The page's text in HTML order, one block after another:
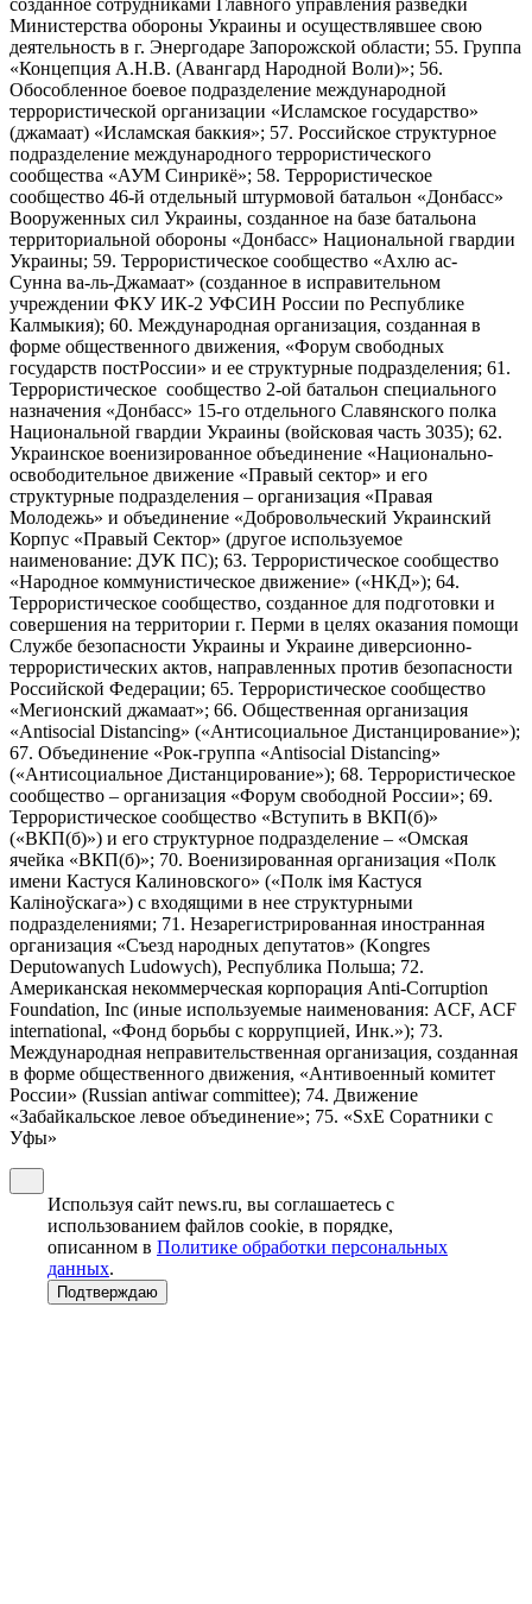
созданное сотрудниками Главного управления разведки
Министерства обороны Украины и осуществлявшее свою
деятельность в г. Энергодаре Запорожской области; 55. Группа
«Концепция А.Н.В. (Авангард Народной Воли)»; 56.
Обособленное боевое подразделение международной
террористической организации «Исламское государство»
(джамаат) «Исламская баккия»; 57. Российское структурное
подразделение международного террористического
сообщества «АУМ Синрикё»; 58. Террористическое
сообщество 46-й отдельный штурмовой батальон «Донбасс»
Вооруженных сил Украины, созданное на базе батальона
территориальной обороны «Донбасс» Национальной гвардии
Украины; 59. Террористическое сообщество «Ахлю ас-
Сунна ва-ль-Джамаат» (созданное в исправительном
учреждении ФКУ ИК-2 УФСИН России по Республике
Калмыкия); 60. Международная организация, созданная в
форме общественного движения, «Форум свободных
государств постРоссии» и ее структурные подразделения; 61.
Террористическое сообщество 2-ой батальон специального
назначения «Донбасс» 15-го отдельного Славянского полка
Национальной гвардии Украины (войсковая часть 3035); 62.
Украинское военизированное объединение «Национально-
освободительное движение «Правый сектор» и его
структурные подразделения – организация «Правая
Молодежь» и объединение «Добровольческий Украинский
Корпус «Правый Сектор» (другое используемое
наименование: ДУК ПС); 63. Террористическое сообщество
«Народное коммунистическое движение» («НКД»); 64.
Террористическое сообщество, созданное для подготовки и
совершения на территории г. Перми в целях оказания помощи
Службе безопасности Украины и Украине диверсионно-
террористических актов, направленных против безопасности
Российской Федерации; 65. Террористическое сообщество
«Мегионский джамаат»; 66. Общественная организация
«Antisocial Distancing» («Антисоциальное Дистанцирование»);
67. Объединение «Рок-группа «Antisocial Distancing»
(«Антисоциальное Дистанцирование»); 68. Террористическое
сообщество – организация «Форум свободной России»; 69.
Террористическое сообщество «Вступить в ВКП(б)»
(«ВКП(б)») и его структурное подразделение – «Омская
ячейка «ВКП(б)»; 70. Военизированная организация «Полк
имени Кастуся Калиновского» («Полк iмя Кастуся
Калiноўскага») с входящими в нее структурными
подразделениями; 71. Незарегистрированная иностранная
организация «Съезд народных депутатов» (Kongres
Deputowanych Ludowych), Республика Польша; 72.
Американская некоммерческая корпорация Anti-Corruption
Foundation, Inc (иные используемые наименования: ACF, ACF
international, «Фонд борьбы с коррупцией, Инк.»); 73.
Международная неправительственная организация, созданная
в форме общественного движения, «Антивоенный комитет
России» (Russian antiwar committee); 74. Движение
«Забайкальское левое объединение»; 75. «SxE Соратники с
Уфы»
Используя сайт news.ru, вы соглашаетесь с
использованием файлов cookie, в порядке,
описанном в Политике обработки персональных
данных.
Подтверждаю